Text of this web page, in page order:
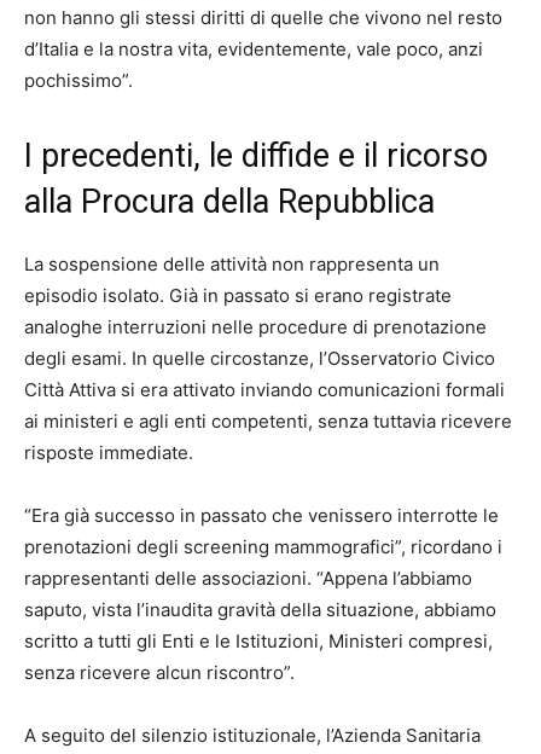
non hanno gli stessi diritti di quelle che vivono nel resto
d’Italia e la nostra vita, evidentemente, vale poco, anzi
pochissimo”.
I precedenti, le diffide e il ricorso
alla Procura della Repubblica
La sospensione delle attività non rappresenta un
episodio isolato. Già in passato si erano registrate
analoghe interruzioni nelle procedure di prenotazione
degli esami. In quelle circostanze, l’Osservatorio Civico
Città Attiva si era attivato inviando comunicazioni formali
ai ministeri e agli enti competenti, senza tuttavia ricevere
risposte immediate.
“Era già successo in passato che venissero interrotte le
prenotazioni degli screening mammografici”, ricordano i
rappresentanti delle associazioni. “Appena l’abbiamo
saputo, vista l’inaudita gravità della situazione, abbiamo
scritto a tutti gli Enti e le Istituzioni, Ministeri compresi,
senza ricevere alcun riscontro”.
A seguito del silenzio istituzionale, l’Azienda Sanitaria